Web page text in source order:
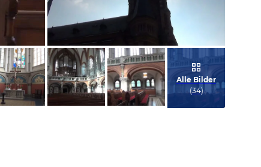
Bild melden
von Klaus
Alle Bilder
(34)